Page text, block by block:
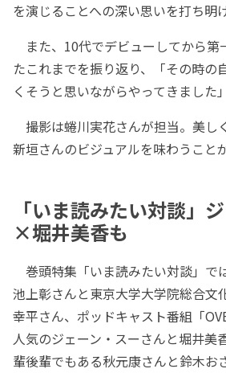
を演じることへの深い思いを打ち明
また、10代でデビューしてから第
たこれまでを振り返り、「その時の
くそうと思いながらやってきました
撮影は蜷川実花さんが担当。美し
新垣さんのビジュアルを味わうこと
「いま読みたい対談」
×堀井美香も
巻頭特集「いま読みたい対談」で
池上彰さんと東京大学大学院総合文
幸平さん、ポッドキャスト番組「
人気のジェーン・スーさんと堀井美
輩後輩でもある秋元康さんと鈴木お